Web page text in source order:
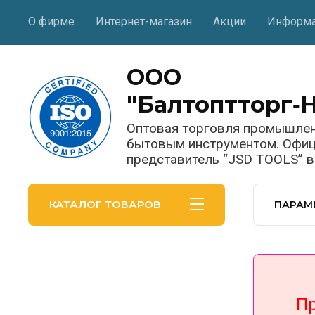
О фирме Интернет-магазин Акции
ООО
Оптовая торговля
бытовым инструментом.
представитель “JSD TOOLS”
КАТАЛОГ ТОВАРОВ
При